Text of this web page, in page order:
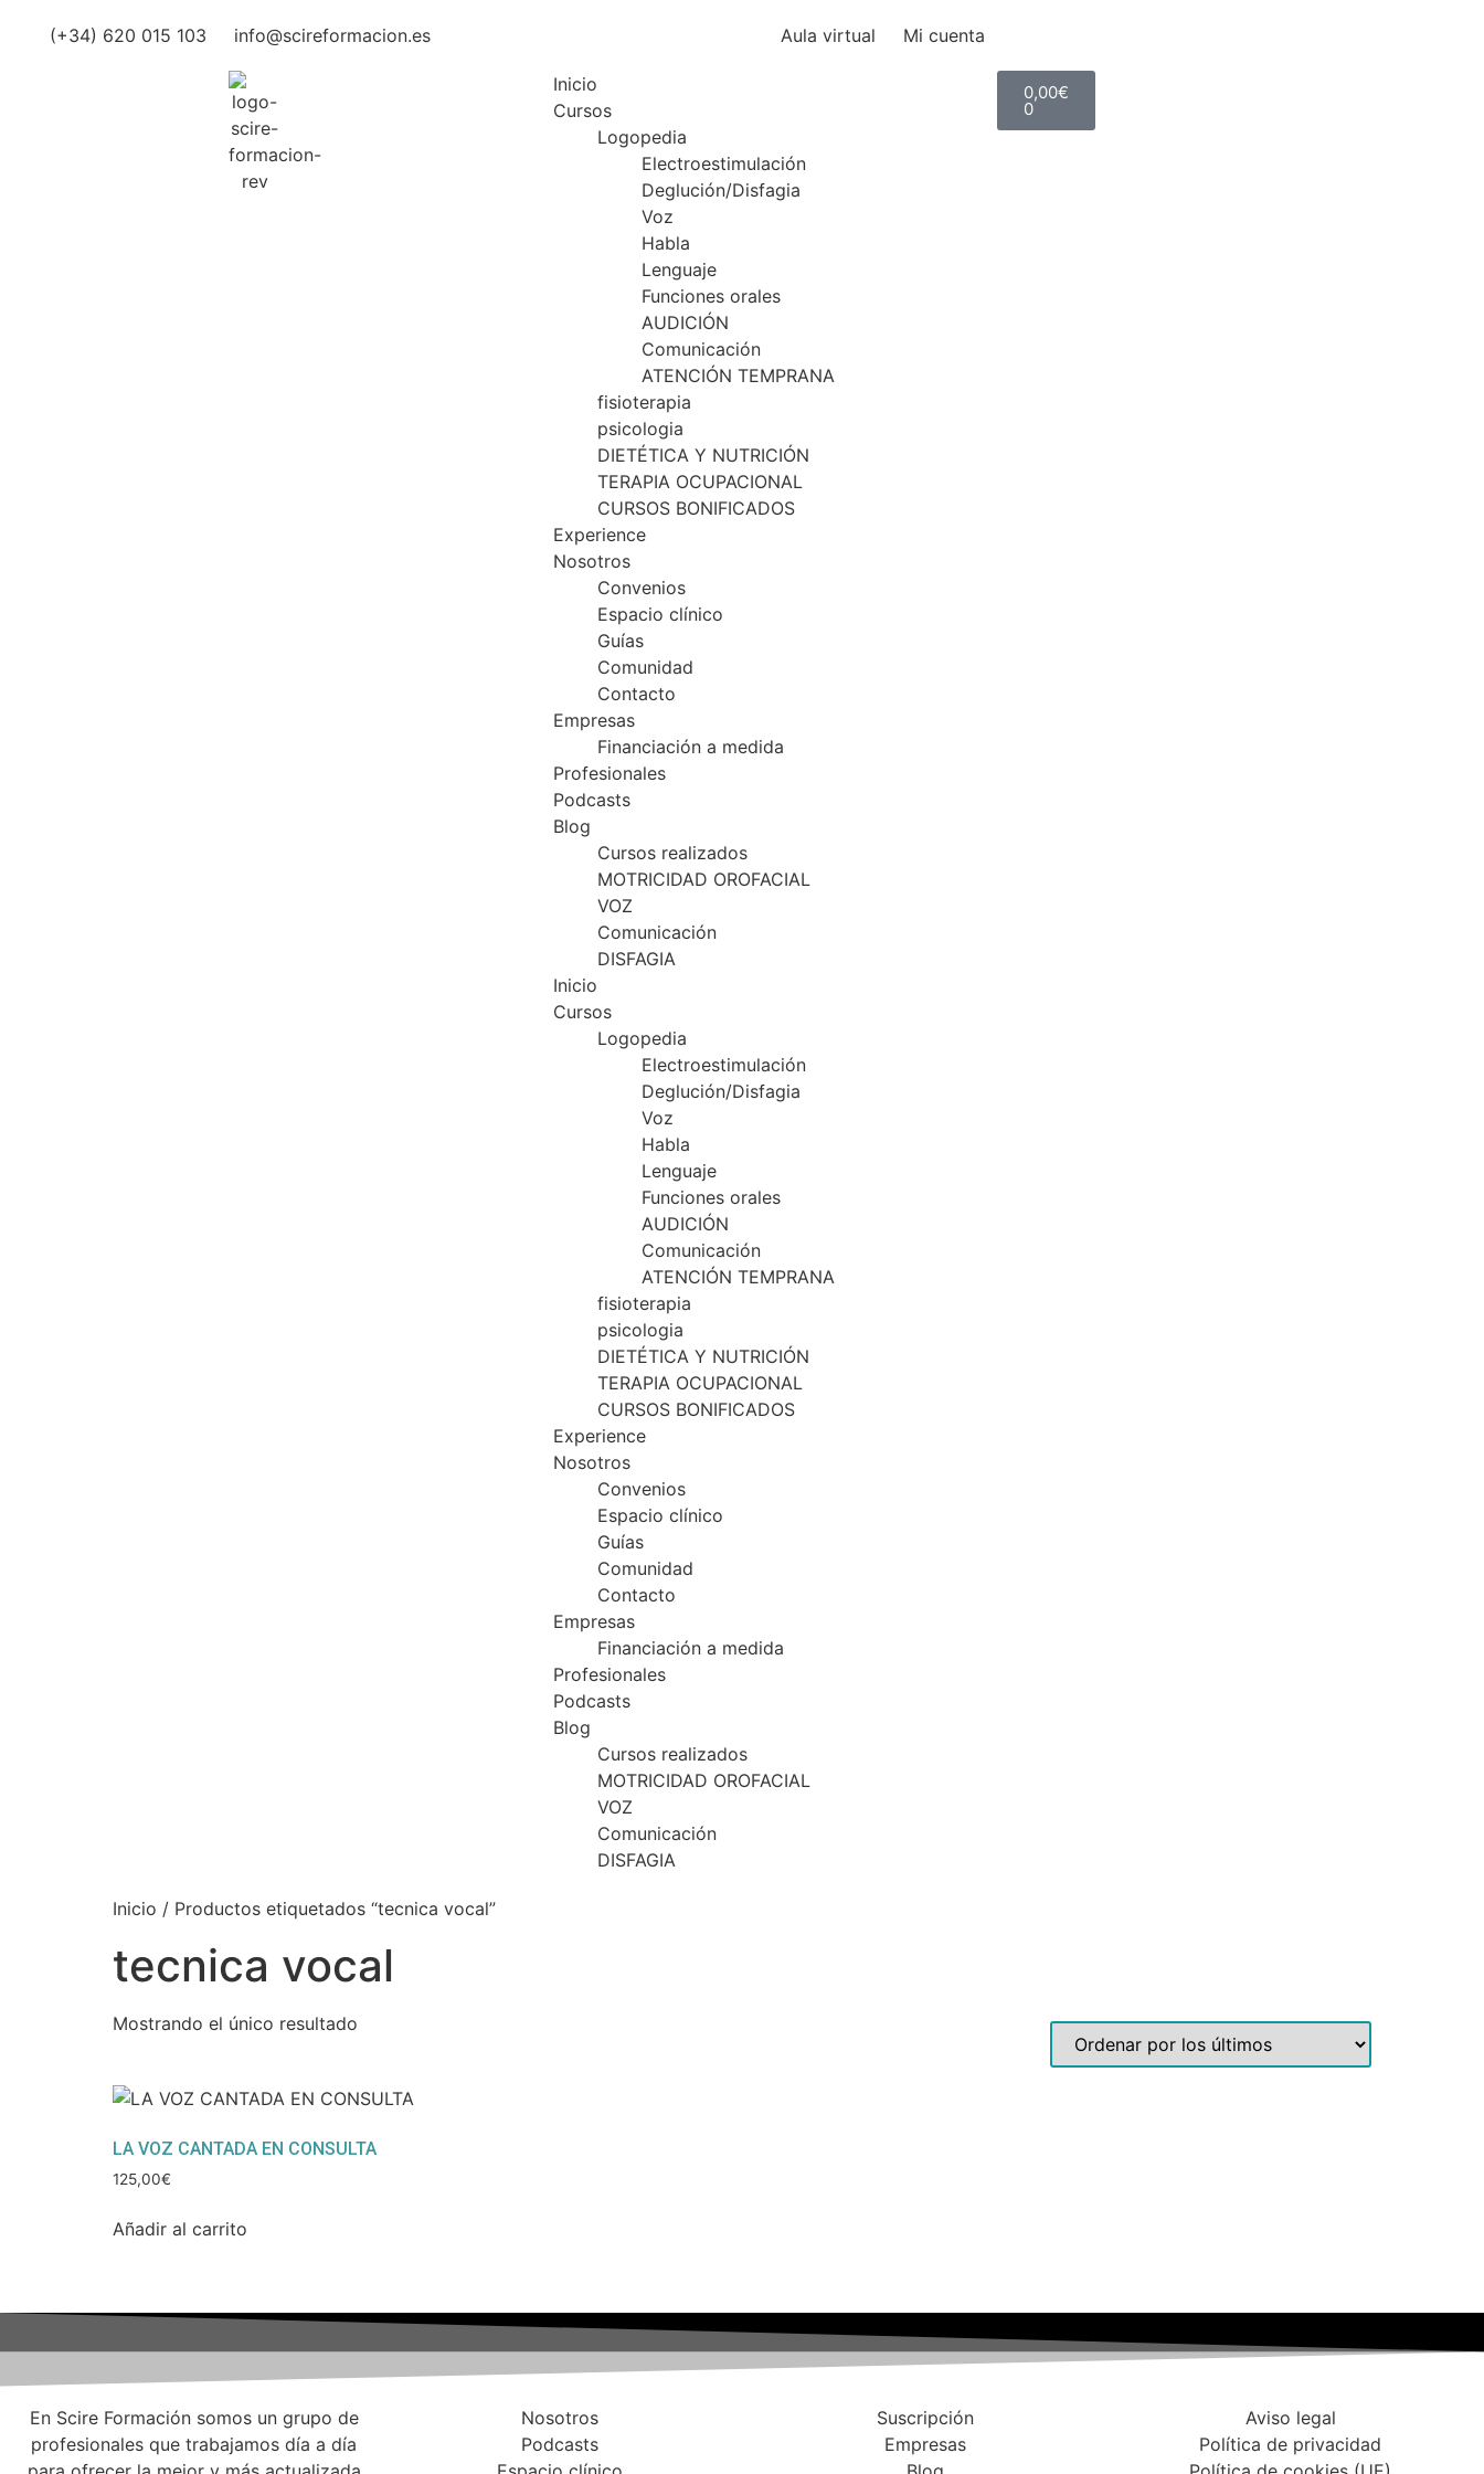
(+34) 620 015 103 info@scireformacion.es Aula virtual Mi cuenta
Inicio
Cursos
Logopedia
Electroestimulación
Deglución/Disfagia
Voz
Habla
Lenguaje
Funciones orales
AUDICIÓN
Comunicación
ATENCIÓN TEMPRANA
fisioterapia
psicologia
DIETÉTICA Y NUTRICIÓN
TERAPIA OCUPACIONAL
CURSOS BONIFICADOS
Experience
Nosotros
Convenios
Espacio clínico
Guías
Comunidad
Contacto
Empresas
Financiación a medida
Profesionales
Podcasts
Blog
Cursos realizados
MOTRICIDAD OROFACIAL
VOZ
Comunicación
DISFAGIA
Inicio
Cursos
Logopedia
Electroestimulación
Deglución/Disfagia
Voz
Habla
Lenguaje
Funciones orales
AUDICIÓN
Comunicación
ATENCIÓN TEMPRANA
fisioterapia
psicologia
DIETÉTICA Y NUTRICIÓN
TERAPIA OCUPACIONAL
CURSOS BONIFICADOS
Experience
Nosotros
Convenios
Espacio clínico
Guías
Comunidad
Contacto
Empresas
Financiación a medida
Profesionales
Podcasts
Blog
Cursos realizados
MOTRICIDAD OROFACIAL
VOZ
Comunicación
DISFAGIA
0,00€
0
Inicio / Productos etiquetados “tecnica vocal”
tecnica vocal
Mostrando el único resultado
LA VOZ CANTADA EN CONSULTA
125,00€
Añadir al carrito
En Scire Formación somos un grupo de
profesionales que trabajamos día a día
Nosotros
Podcasts
Suscripción
Empresas
Aviso legal
Política de privacidad